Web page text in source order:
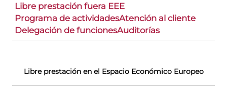
Libre prestación fuera EEE
Programa de actividadesAtención al cliente
Delegación de funcionesAuditorías
Libre prestación en el Espacio Económico Europeo